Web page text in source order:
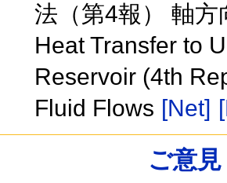
法（第4報） 軸
Heat Transfer to
Reservoir (4th
Fluid Flows [Net]
ご意